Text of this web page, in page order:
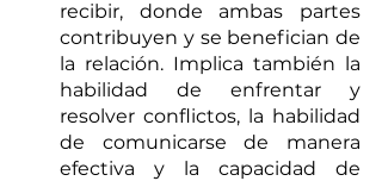
recibir, donde ambas partes
contribuyen y se benefician de
la relación. Implica también la
habilidad de enfrentar y
resolver conflictos, la habilidad
de comunicarse de manera
efectiva y la capacidad de